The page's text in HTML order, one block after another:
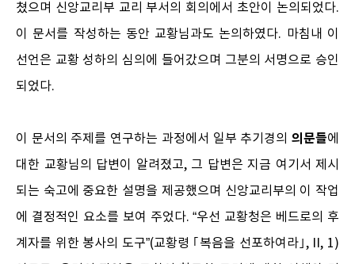
쳤으며 신앙교리부 교리 부서의 회의에서 초안이 논의되었다.
이 문서를 작성하는 동안 교황님과도 논의하였다. 마침내 이
선언은 교황 성하의 심의에 들어갔으며 그분의 서명으로 승인
되었다.
이 문서의 주제를 연구하는 과정에서 일부 추기경의 의문들에
대한 교황님의 답변이 알려졌고, 그 답변은 지금 여기서 제시
되는 숙고에 중요한 설명을 제공했으며 신앙교리부의 이 작업
에 결정적인 요소를 보여 주었다. “우선 교황청은 베드로의 후
계자를 위한 봉사의 도구”(교황령 ｢복음을 선포하여라｣, II, 1)